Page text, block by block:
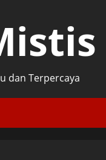
dan Terpercaya